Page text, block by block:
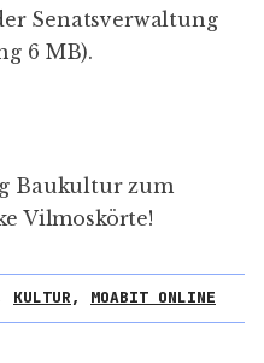
Senatsverwaltung
6 MB).
Baukultur zum
Vilmoskörte!
KULTUR, MOABIT ONLINE